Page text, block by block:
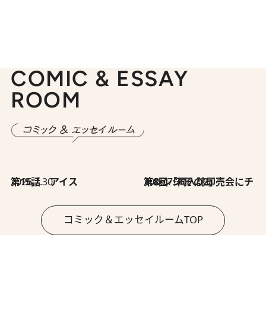
COMIC & ESSAY
ROOM
2026.7.30
第15話 アイス 2026.7.30
第8回「同人誌即売会にチャレンジ その2」
コミック＆エッセイルームTOP